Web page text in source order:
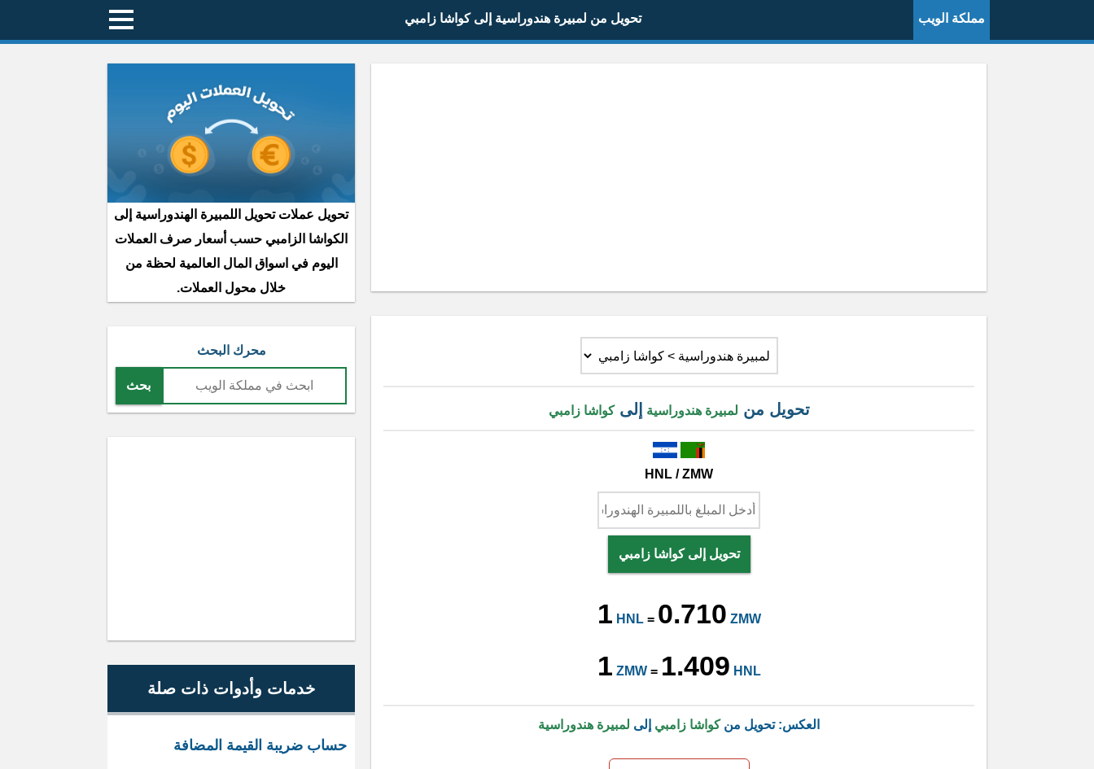
مملكة الويب تحويل من لمبيرة هندوراسية إلى كواشا زامبي
تحويل من لمبيرة هندوراسية إلىكواشا زامبي
HNL / ZMW
تحويل إلى كواشا زامبي
1 HNL= 0.710 ZMW
1 ZMW= 1.409 HNL
العكس: تحويل منكواشا زامبي إلى لمبيرة هندوراسية
تحويل عملات تحويل اللمبيرة الهندوراسية إلى
الكواشا الزامبي حسب أسعار صرف العملات
اليوم في اسواق المال العالمية لحظة من
خلال محول العملات.
محرك البحث
بحث
خدمات وأدوات ذات صلة
حساب ضريبة القيمة المضافة